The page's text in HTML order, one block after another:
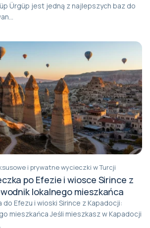
do
i prywatne wycieczki w Turcji
po Efezie i wiosce Sirince z
lokalnego mieszkańca
do Efezu i wioski Sirince z Kapadocji:
mieszkasz w Kapadocji